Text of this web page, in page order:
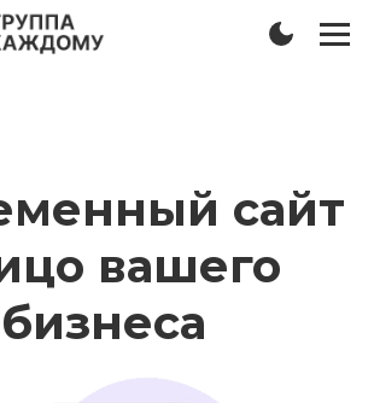
сайт
вашего
бизнеса